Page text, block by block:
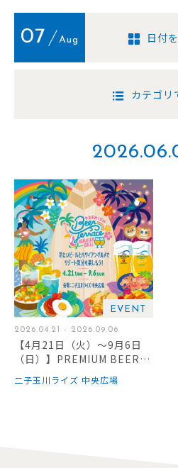
07 Aug 日付
カテゴリ
EVENT
2026.04.21 - 2026.09.06
【4月21日（火）～9月6日
（日）】PREMIUM BEER T
ERRACE 2026 -HAWAIIAN
GRILL-
二子玉川ライズ 中央広場